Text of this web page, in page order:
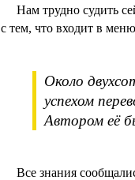
Нам трудно судить
с тем, что входит в
Около
успехом
Автором её
Все знания